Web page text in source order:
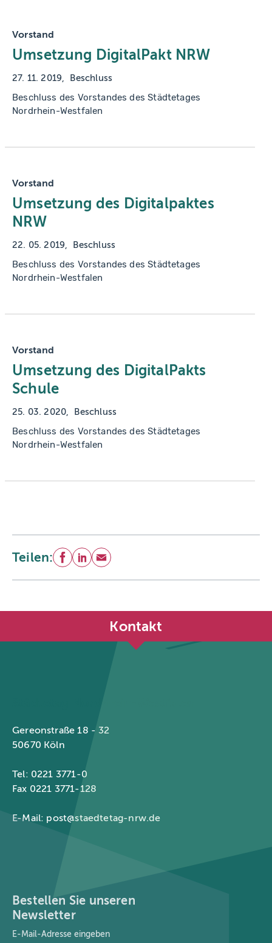
Vorstand
Umsetzung DigitalPakt NRW
27. 11. 2019 Beschluss
Beschluss des Vorstandes des Städtetages
Nordrhein-Westfalen
Vorstand
Umsetzung des Digitalpaktes
NRW
22. 05. 2019 Beschluss
Beschluss des Vorstandes des Städtetages
Nordrhein-Westfalen
Vorstand
Umsetzung des DigitalPakts
Schule
25. 03. 2020 Beschluss
Beschluss des Vorstandes des Städtetages
Nordrhein-Westfalen
Teilen: Facebook
LinkedIn
E-Mail
Kontakt
Gereonstraße 18 - 32
50670 Köln
Tel: 0221 3771-0
Fax 0221 3771-128
E-Mail: post@staedtetag-nrw.de
Bestellen Sie unseren
Newsletter
E-Mail-Adresse